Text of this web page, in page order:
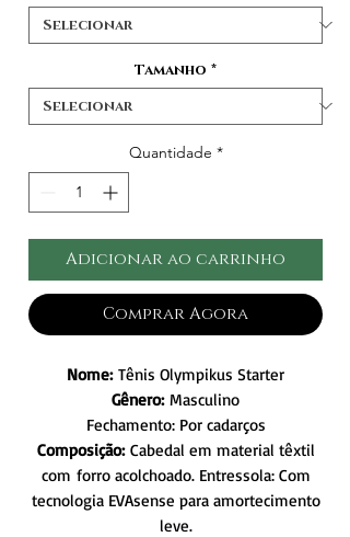
Tamanho *
Quantidade *
Adicionar ao carrinho
Comprar Agora
Nome:Tênis Olympikus Starter
Gênero:Masculino
Fechamento: Por cadarços
Composição:Cabedal em material têxtil
com forro acolchoado. Entressola: Com
tecnologia EVAsense para amortecimento
leve.